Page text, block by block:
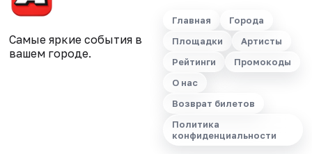
Самые яркие события в
вашем городе.
Главная
Города
Площадки
Артисты
Рейтинги
Промокоды
О нас
Возврат билетов
Политика
конфиденциальности